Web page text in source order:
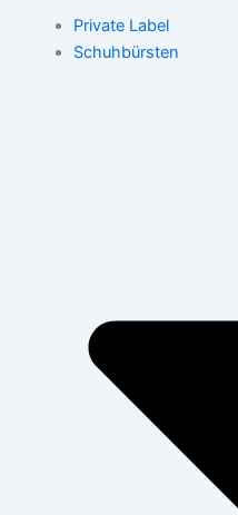
Private Label
Schuhbürsten